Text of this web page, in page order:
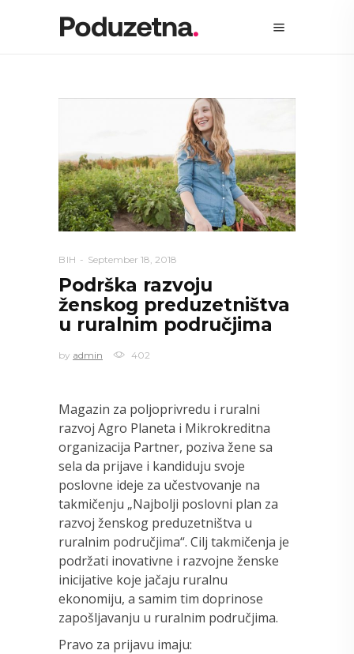
BIH September 18, 2018
Podrška razvoju
ženskog preduzetništva
u ruralnim područjima
by admin 402
Magazin za poljoprivredu i ruralni
razvoj Agro Planeta i Mikrokreditna
organizacija Partner, poziva žene sa
sela da prijave i kandiduju svoje
poslovne ideje za učestvovanje na
takmičenju „Najbolji poslovni plan za
razvoj ženskog preduzetništva u
ruralnim područjima“. Cilj takmičenja je
podržati inovativne i razvojne ženske
inicijative koje jačaju ruralnu
ekonomiju, a samim tim doprinose
zapošljavanju u ruralnim područjima.
Pravo za prijavu imaju: